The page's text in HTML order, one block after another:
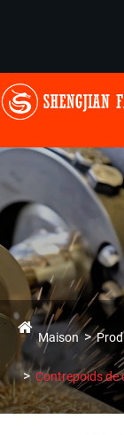
Maison
Contrepoids de